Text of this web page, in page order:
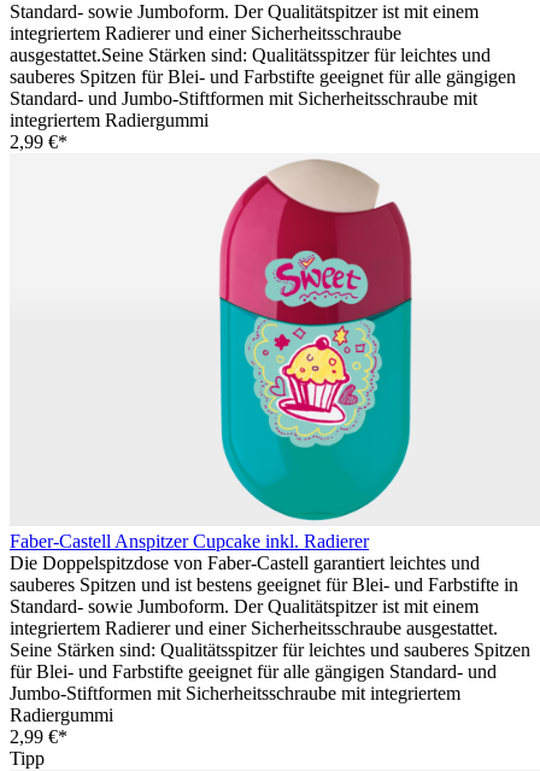
Standard- sowie Jumboform. Der Qualitätspitzer ist mit einem
integriertem Radierer und einer Sicherheitsschraube
ausgestattet.Seine Stärken sind: Qualitätsspitzer für leichtes und
sauberes Spitzen für Blei- und Farbstifte geeignet für alle gängigen
Standard- und Jumbo-Stiftformen mit Sicherheitsschraube mit
integriertem Radiergummi
2,99 €*
Faber-Castell Anspitzer Cupcake inkl. Radierer
Die Doppelspitzdose von Faber-Castell garantiert leichtes und
sauberes Spitzen und ist bestens geeignet für Blei- und Farbstifte in
Standard- sowie Jumboform. Der Qualitätspitzer ist mit einem
integriertem Radierer und einer Sicherheitsschraube ausgestattet.
Seine Stärken sind: Qualitätsspitzer für leichtes und sauberes Spitzen
für Blei- und Farbstifte geeignet für alle gängigen Standard- und
Jumbo-Stiftformen mit Sicherheitsschraube mit integriertem
Radiergummi
2,99 €*
Tipp